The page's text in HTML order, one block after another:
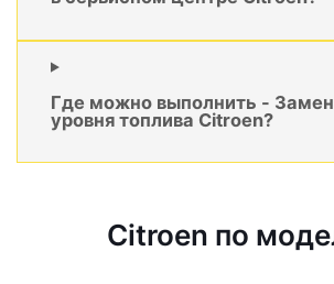
Где можно выполнить -
уровня топлива Citroen?
Citroen по